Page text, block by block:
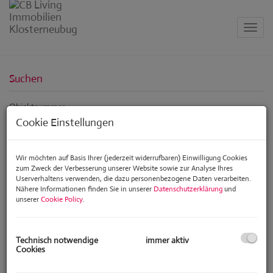
Suchen
Objektnummer
Vermarktungsart
Alle
Miete Kauf
Objektart
Preis
Cookie Einstellungen
Wir möchten auf Basis Ihrer (jederzeit widerrufbaren) Einwilligung Cookies
zum Zweck der Verbesserung unserer Website sowie zur Analyse Ihres
Userverhaltens verwenden, die dazu personenbezogene Daten verarbeiten.
Nähere Informationen finden Sie in unserer Datenschutzerklärungund
unsererCookie Policy.
Technisch notwendige
Cookies
immer aktiv